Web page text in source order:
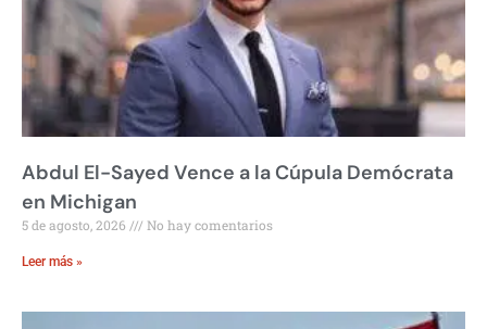
Abdul El-Sayed Vence a la Cúpula Demócrata
en Michigan
5 de agosto, 2026 No hay comentarios
Leer más »